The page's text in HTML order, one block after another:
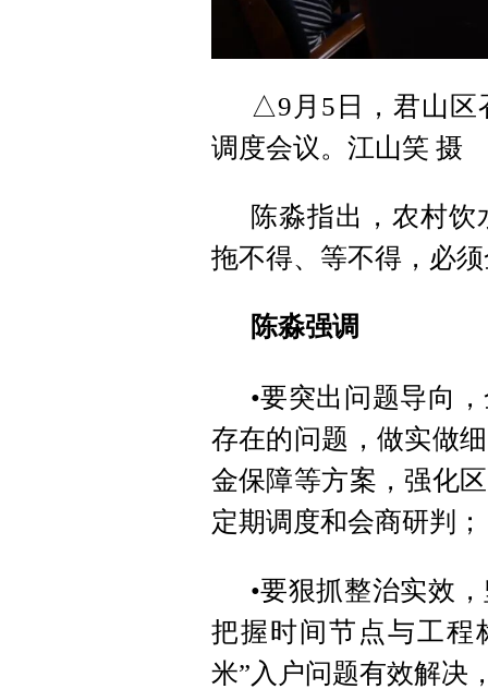
△9月5日，君山区
调度会议。江山笑 摄
陈淼指出，农村
拖不得、等不得，必
陈淼强调
•要突出问题导向
存在的问题，做实做
金保障等方案，强化
定期调度和会商研判；
•要狠抓整治实效
把握时间节点与工程
米”入户问题有效解决